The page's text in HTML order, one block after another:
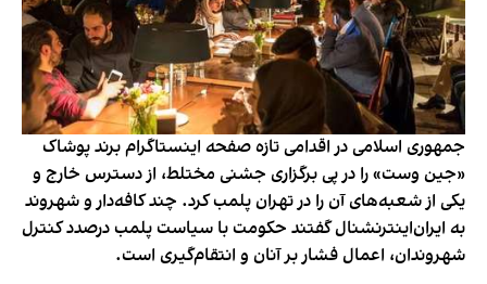
جمهوری اسلامی در اقدامی تازه صفحه اینستاگرام برند پوشاک
«جین وست» را در پی برگزاری جشنی مختلط، از دسترس خارج و
یکی از شعبه‌های آن را در تهران پلمب کرد. چند کافه‌‌دار و شهروند
به ایران‌اینترنشنال گفتند حکومت با سیاست پلمب درصدد کنترل
شهروندان، اعمال فشار بر آنان و انتقام‌گیری است.